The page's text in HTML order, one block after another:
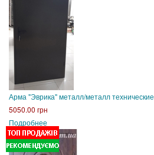
Арма "Эврика" металл/металл технические
5050.00 грн
Подробнее